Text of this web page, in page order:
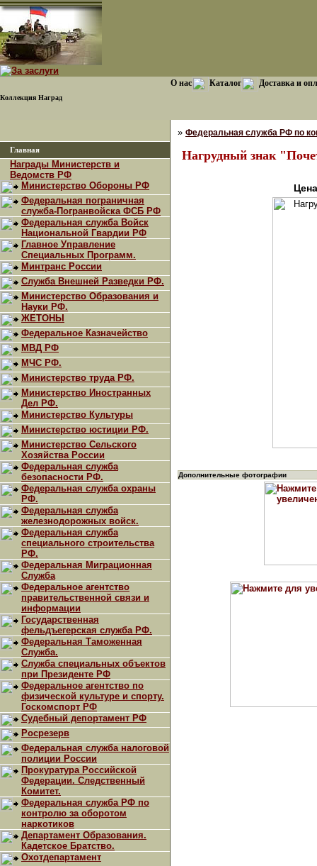
Коллекция Наград
О нас Каталог Доставка и
Главная
Награды Министерств и
Ведомств РФ
Министерство Обороны РФ
Федеральная пограничная
служба-Погранвойска ФСБ РФ
Федеральная служба Войск
Национальной Гвардии РФ
Главное Управление
Специальных Программ.
Минтранс России
Служба Внешней Разведки РФ.
Министерство Образования и
Науки РФ.
ЖЕТОНЫ
Федеральное Казначейство
МВД РФ
МЧС РФ.
Министерство труда РФ.
Министерство Иностранных
Дел РФ.
Министерство Культуры
Министерство юстиции РФ.
Министерство Сельского
Хозяйства России
Федеральная служба
безопасности РФ.
Федеральная служба охраны
РФ.
Федеральная служба
железнодорожных войск.
Федеральная служба
специального строительства
РФ.
Федеральная Миграционная
Служба
Федеральное агентство
правительственной связи и
информации
Государственная
фельдъегерская служба РФ.
Федеральная Таможенная
Служба.
Служба специальных объектов
при Президенте РФ
Федеральное агентство по
физической культуре и спорту.
Госкомспорт РФ
Судебный депортамент РФ
Росрезерв
Федеральная служба налоговой
полиции России
Прокуратура Российской
Федерации. Следственный
Комитет.
Федеральная служба РФ по
контролю за оборотом
наркотиков
Департамент Образования.
Кадетское Братство.
Охотдепартамент
» Федеральная служба РФ по
Нагрудный знак
Дополнительные фотографии